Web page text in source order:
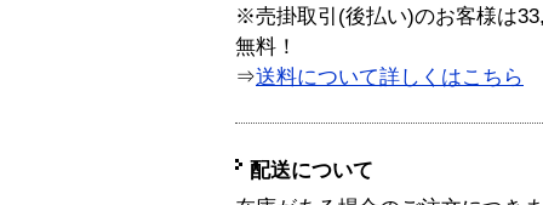
※売掛取引(後払い)のお客様は
無料！
⇒送料について詳しくはこちら
配送について